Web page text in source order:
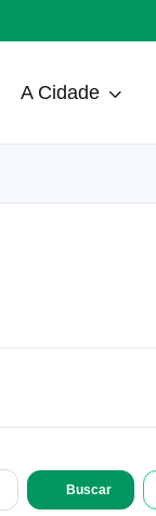
A Cidade
Buscar